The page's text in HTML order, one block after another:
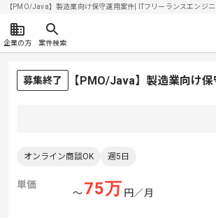
【PMO/Java】製造業向け保守運用案件| ITフリーランスエン
企業の方 案件検索
募集終了 【PMO/Java】製造業向け
オンライン商談OK 週5日
単価
〜75万 円／月